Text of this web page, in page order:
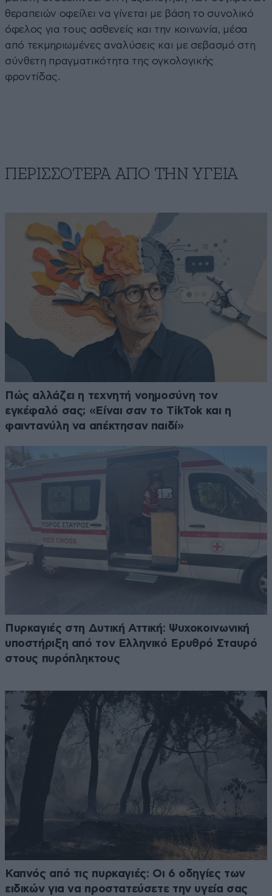
θεραπειών οφείλει να γίνεται με βάση το συνολικό
όφελος για τους ασθενείς και την κοινωνία, μέσα
από τεκμηριωμένες αναλύσεις και με σεβασμό στη
σύνθετη πραγματικότητα της ογκολογικής
φροντίδας.
ΠΕΡΙΣΣΟΤΕΡΑ ΑΠΟ ΤΗΝ ΥΓΕΙΑ
Πώς αλλάζει η τεχνητή νοημοσύνη τον
εγκέφαλό σας; «Είναι σαν το TikTok και η
φαιντανύλη να απέκτησαν παιδί»
Πυρκαγιές στη Δυτική Αττική: Ψυχοκοινωνική
υποστήριξη από τον Ελληνικό Ερυθρό Σταυρό
στους πυρόπληκτους
Καπνός από τις πυρκαγιές: Οι 6 οδηγίες των
ειδικών για να προστατεύσετε την υγεία σας